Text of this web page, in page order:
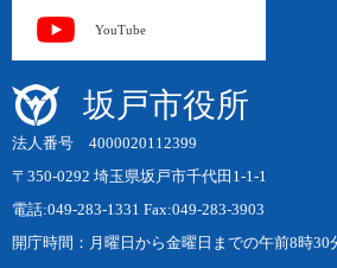
YouTube
坂戸市役所
法人番号 4000020112399
〒350-0292 埼玉県坂戸市千代田1-1-1
電話:049-283-1331 Fax:049-283-3903
開庁時間：月曜日から金曜日までの午前8時30